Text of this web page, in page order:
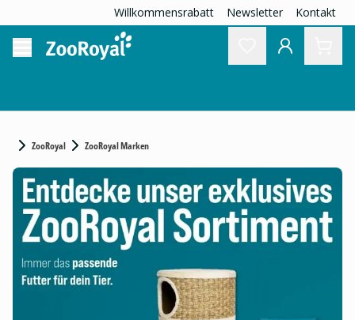
Willkommensrabatt Newsletter Kontakt
ZooRoyal ZooRoyal Marken